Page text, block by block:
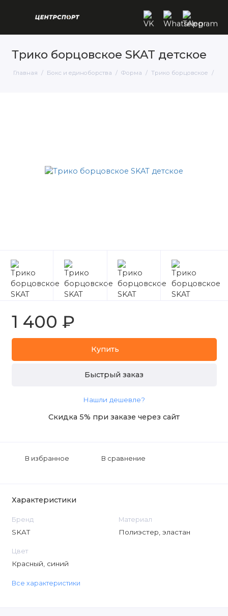
Трико борцовское SKAT детское
Главная Бокс и единоборства Форма Трико борцовское
1 400 ₽
Купить
Быстрый заказ
Нашли дешевле?
Скидка 5% при заказе через сайт
В избранное В сравнение
Характеристики
Бренд
SKAT
Материал
Полиэстер, эластан
Цвет
Красный, синий
Все характеристики